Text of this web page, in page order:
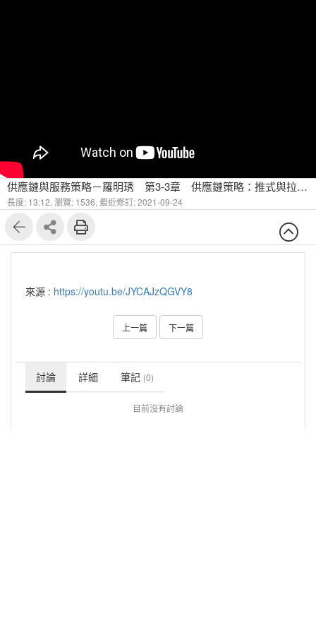
供應鏈與服務策略－羅明琇 第3-3章 供應鏈策略：推式與拉式(一)
長度: 13:12, 瀏覽: 1536, 最近修訂: 2021-09-24
來源 : https://youtu.be/JYCAJzQGVY8
上一篇 下一篇
討論 詳細 筆記 (0)
目前沒有討論